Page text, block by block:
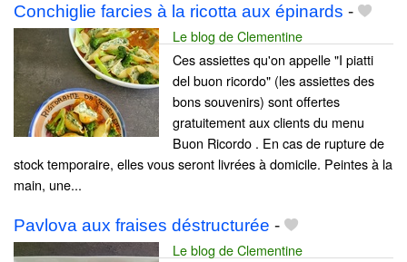
Conchiglie farcies à la ricotta aux épinards -
Le blog de Clementine
Ces assiettes qu'on appelle "I piatti
del buon ricordo" (les assiettes des
bons souvenirs) sont offertes
gratuitement aux clients du menu
Buon Ricordo . En cas de rupture de
stock temporaire, elles vous seront livrées à domicile. Peintes à la
main, une...
Pavlova aux fraises déstructurée -
Le blog de Clementine